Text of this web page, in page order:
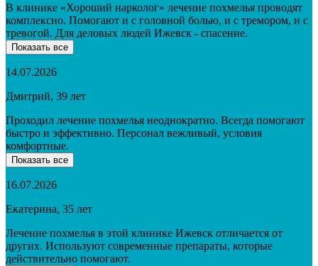
В клинике «Хороший нарколог» лечение похмелья проводят
комплексно. Помогают и с головной болью, и с тремором, и с
тревогой. Для деловых людей Ижевск - спасение.
Показать все
14.07.2026
Дмитрий, 39 лет
Проходил лечение похмелья неоднократно. Всегда помогают
быстро и эффективно. Персонал вежливый, условия
комфортные.
Показать все
16.07.2026
Екатерина, 35 лет
Лечение похмелья в этой клинике Ижевск отличается от
других. Используют современные препараты, которые
действительно помогают.